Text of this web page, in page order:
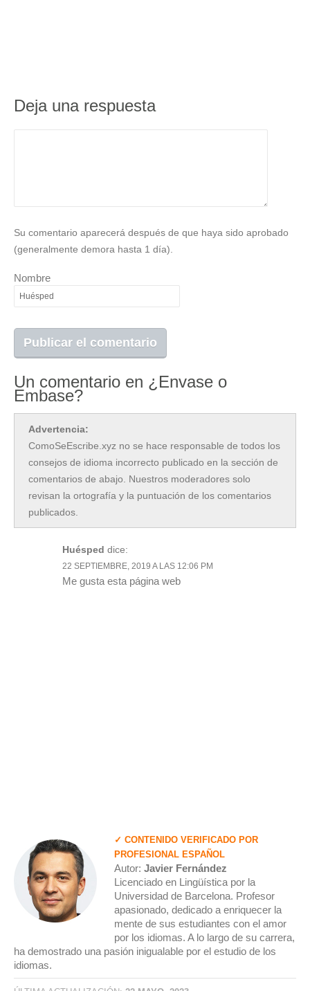
Deja una respuesta
Su comentario aparecerá después de que haya sido aprobado
(generalmente demora hasta 1 día).
Nombre
Un comentario en ¿Envase o
Embase?
Advertencia:
ComoSeEscribe.xyz no se hace responsable de todos los
consejos de idioma incorrecto publicado en la sección de
comentarios de abajo. Nuestros moderadores solo
revisan la ortografía y la puntuación de los comentarios
publicados.
Huésped dice:
22 SEPTIEMBRE, 2019 A LAS 12:06 PM
Me gusta esta página web
✓ CONTENIDO VERIFICADO POR
PROFESIONAL ESPAÑOL
Autor: Javier Fernández
Licenciado en Lingüística por la
Universidad de Barcelona. Profesor
apasionado, dedicado a enriquecer la
mente de sus estudiantes con el amor
por los idiomas. A lo largo de su carrera,
ha demostrado una pasión inigualable por el estudio de los
idiomas.